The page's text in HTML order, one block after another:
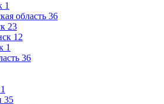
1
область 36
23
12
1
36
1
35